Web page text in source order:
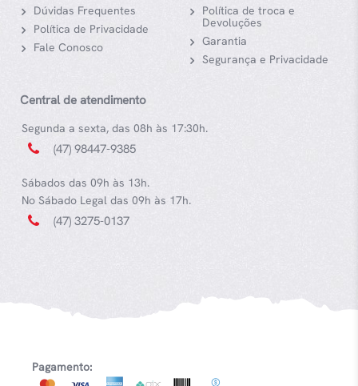
Dúvidas Frequentes
Política de Privacidade
Fale Conosco
Política de troca e
Devoluções
Garantia
Segurança e Privacidade
Central de atendimento
Segunda a sexta, das 08h às 17:30h.
(47) 98447-9385
Sábados das 09h às 13h.
No Sábado Legal das 09h às 17h.
(47) 3275-0137
Pagamento: